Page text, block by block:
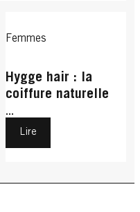
Femmes
Hygge hair : la
coiffure naturelle
qui prend soin de
nos cheveux
...
Lire